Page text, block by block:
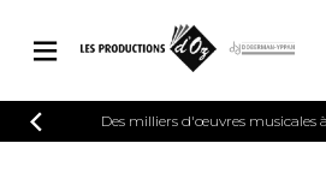
CATALOGUE CONNEXION
Des milliers d'œuvres musicales